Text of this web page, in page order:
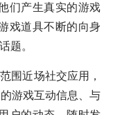
们产生真实的游戏
戏道具不断的向身
题。
围近场社交应用，
游戏互动信息、与